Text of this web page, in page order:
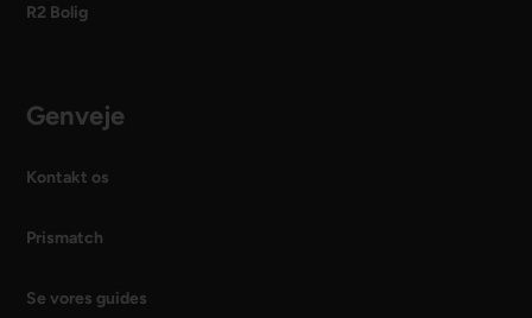
R2 Bolig
Genveje
Kontakt os
Prismatch
Se vores guides